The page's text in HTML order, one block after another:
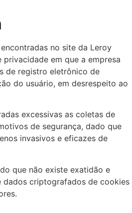
no site da Leroy
em que a empresa
de registro eletrônico de
do usuário, em desrespeito ao
excessivas as coletas de
de segurança, dado que
invasivos e eficazes de
que não existe exatidão e
dados criptografados de cookies